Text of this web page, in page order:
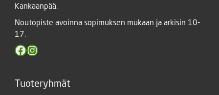
Kankaanpää.
Noutopiste avoinna sopimuksen mukaan ja arkisin 10-
17.
Facebook
Instagram
Tuoteryhmät